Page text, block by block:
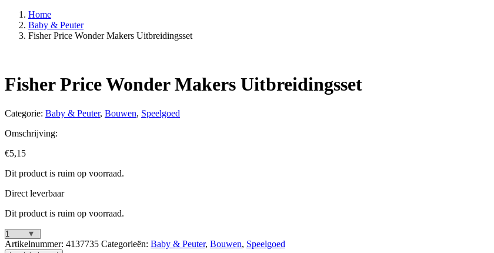
Home
Baby & Peuter
Fisher Price Wonder Makers Uitbreidingsset
Fisher Price Wonder Makers Uitbreidingsset
Categorie: Baby & Peuter, Bouwen, Speelgoed
Omschrijving:
€5,15
Dit product is ruim op voorraad.
Direct leverbaar
Dit product is ruim op voorraad.
Fisher
Price
Artikelnummer: 4137735 Categorieën: Baby & Peuter, Bouwen, Speelgoed